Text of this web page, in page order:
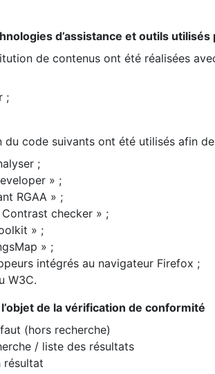
d’assistance et outils utilisés
de contenus ont été réalisées
;
code suivants ont été utilisés afin
;
» ;
RGAA » ;
Contrast checker » ;
» ;
» ;
intégrés au navigateur Firefox ;
W3C.
de la vérification de conformité
(hors recherche)
/ liste des résultats
résultat